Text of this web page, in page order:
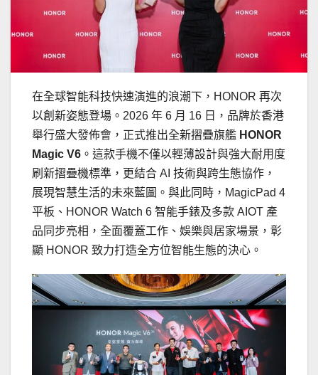
在全球智能科技快速演進的浪潮下，HONOR 再次
以創新姿態登場。2026 年 6 月 16 日，品牌於香港
舉行盛大發佈會，正式推出全新摺疊旗艦 HONOR
Magic V6 。這款手機不僅以輕薄設計與強大耐用度
刷新摺疊機標準，更結合 AI 技術與跨生態協作，
展現智慧生活的未來藍圖。與此同時，MagicPad 4
平板、HONOR Watch 6 智能手錶及多款 AIOT 產
品同步亮相，全面覆蓋工作、娛樂與居家場景，彰
顯 HONOR 致力打造全方位智能生態的決心。